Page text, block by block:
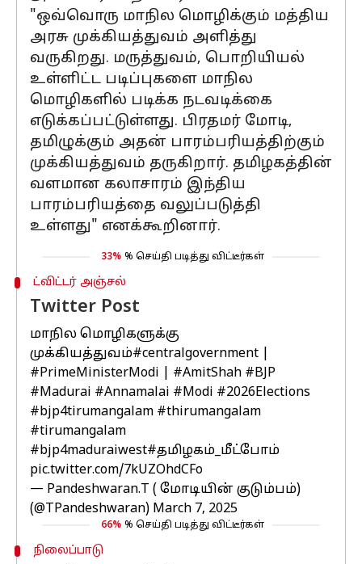
"ஒவ்வொரு மாநில மொழிக்கும் மத்திய
அரசு முக்கியத்துவம் அளித்து
வருகிறது. மருத்துவம், பொறியியல்
உள்ளிட்ட படிப்புகளை மாநில
மொழிகளில் படிக்க நடவடிக்கை
எடுக்கப்பட்டுள்ளது. பிரதமர் மோடி,
தமிழுக்கும் அதன் பாரம்பரியத்திற்கும்
முக்கியத்துவம் தருகிறார். தமிழகத்தின்
வளமான கலாசாரம் இந்திய
பாரம்பரியத்தை வலுப்படுத்தி
உள்ளது" எனக்கூறினார்.
33% % செய்தி படித்து விட்டீர்கள்
ட்விட்டர் அஞ்சல்
Twitter Post
மாநில மொழிகளுக்கு
முக்கியத்துவம்#centralgovernment
#PrimeMinisterModi
#AmitShah #BJP
#Madurai #Annamalai #Modi #2026Elections
#bjp4tirumangalam #thirumangalam
#tirumangalam
#bjp4maduraiwest#தமிழகம்_மீட்போம்
pic.twitter.com/7kUZOhdCFo
— Pandeshwaran.T ( மோடியின் குடும்பம்)
(@TPandeshwaran) March 7, 2025
66% % செய்தி படித்து விட்டீர்கள்
நிலைப்பாடு